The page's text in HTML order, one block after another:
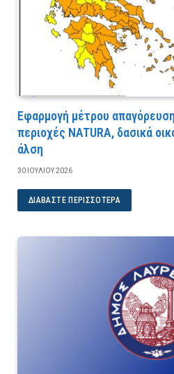
Εφαρμογή μέτρου
περιοχές NATURA, δασικά
άλση
30 ΙΟΥΛΊΟΥ 2026
ΔΙΑΒΆΣΤΕ ΠΕΡΙΣΣΌΤΕΡΑ